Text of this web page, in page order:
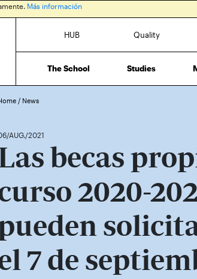
Más información
HUB Quality
The School Studies
/ News
AUG./2021
becas
2020-
7 de